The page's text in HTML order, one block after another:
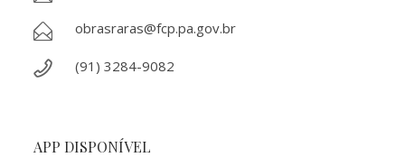
obrasraras@fcp.pa.gov.br
(91) 3284-9082
APP DISPONÍVEL